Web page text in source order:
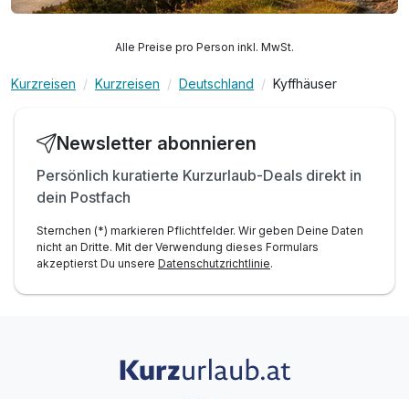
Alle Preise pro Person inkl. MwSt.
Kurzreisen Kurzreisen Deutschland Kyffhäuser
Newsletter abonnieren
Persönlich kuratierte Kurzurlaub-Deals direkt in
dein Postfach
Sternchen (*) markieren Pflichtfelder. Wir geben Deine Daten
nicht an Dritte. Mit der Verwendung dieses Formulars
akzeptierst Du unsere Datenschutzrichtlinie.